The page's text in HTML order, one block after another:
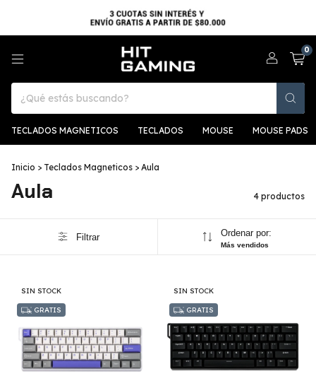
0
TECLADOS MAGNETICOS TECLADOS MOUSE MOUSE PADS
Inicio > Teclados Magneticos > Aula
Aula 4 productos
Filtrar Ordenar por:
Más vendidos
SIN STOCK
GRATIS
SIN STOCK
GRATIS